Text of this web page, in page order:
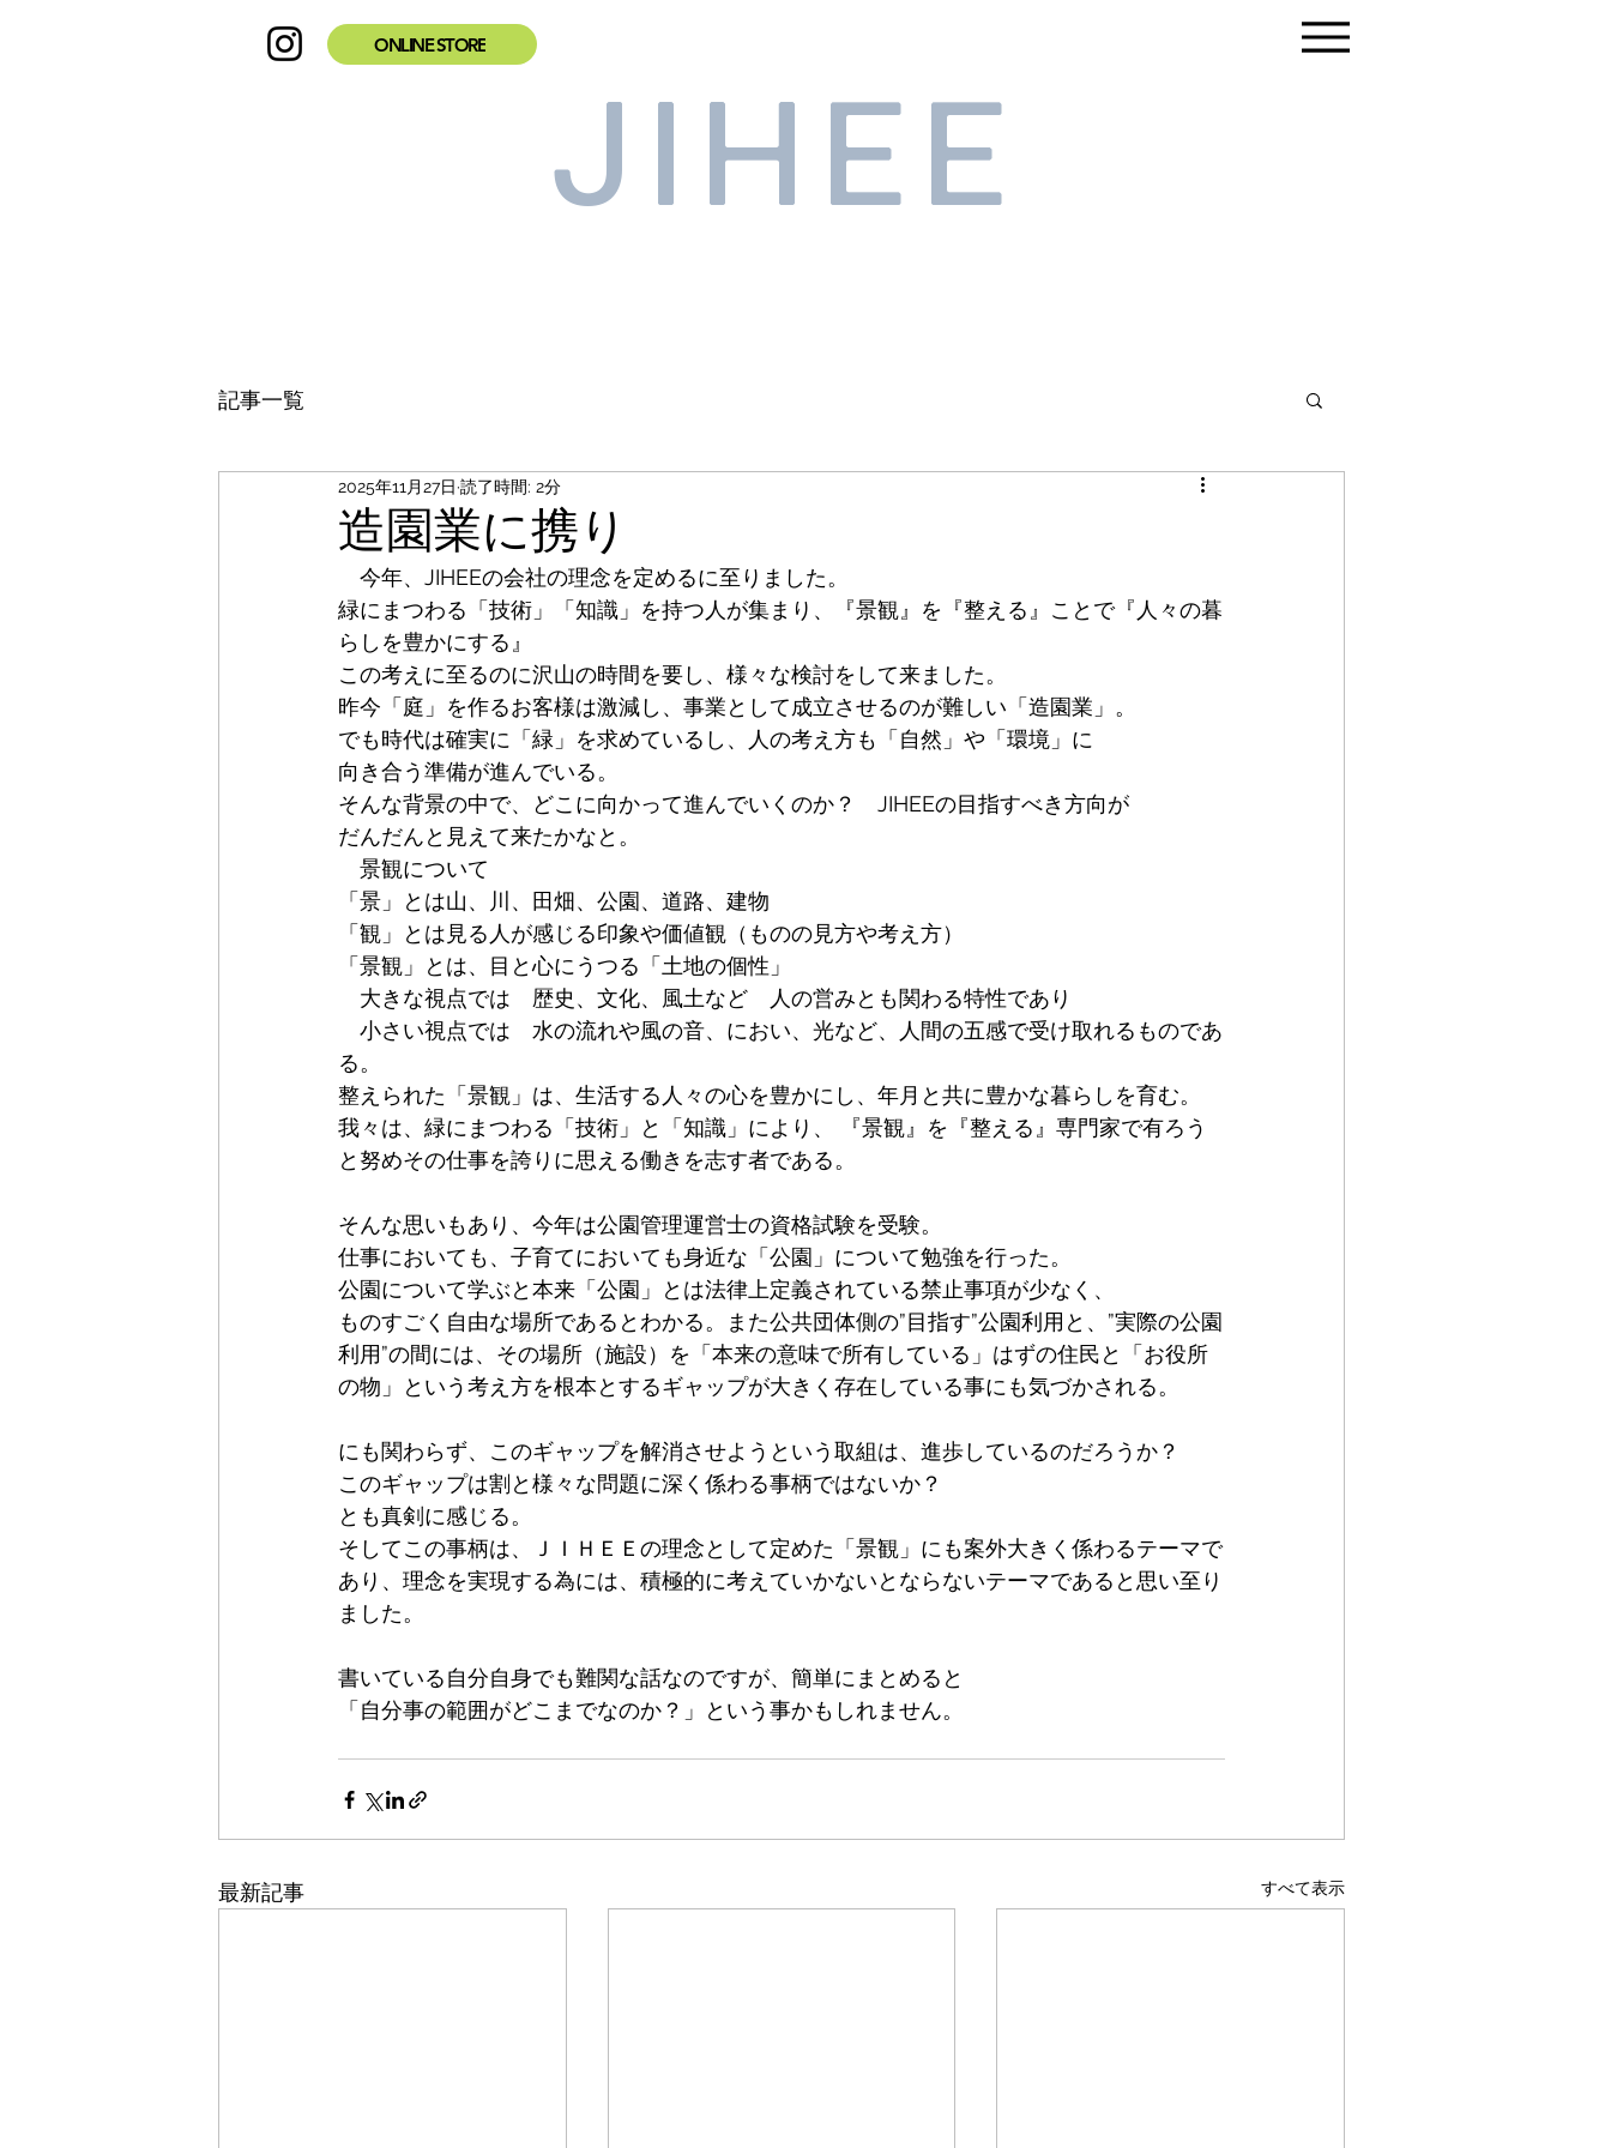
ONLINE STORE
JIHEE
記事一覧
造園業に携り
2025年11月27日 読了時間: 2分
今年、JIHEEの会社の理念を定めるに至りました。
緑にまつわる「技術」「知識」を持つ人が集まり、『景観』を『整える』ことで『人々の暮
らしを豊かにする』
この考えに至るのに沢山の時間を要し、様々な検討をして来ました。
昨今「庭」を作るお客様は激減し、事業として成立させるのが難しい「造園業」。
でも時代は確実に「緑」を求めているし、人の考え方も「自然」や「環境」に
向き合う準備が進んでいる。
そんな背景の中で、どこに向かって進んでいくのか？　JIHEEの目指すべき方向が
だんだんと見えて来たかなと。
景観について
「景」とは山、川、田畑、公園、道路、建物
「観」とは見る人が感じる印象や価値観（ものの見方や考え方）
「景観」とは、目と心にうつる「土地の個性」
大きな視点では　歴史、文化、風土など　人の営みとも関わる特性であり
小さい視点では　水の流れや風の音、におい、光など、人間の五感で受け取れるものであ
る。
整えられた「景観」は、生活する人々の心を豊かにし、年月と共に豊かな暮らしを育む。
我々は、緑にまつわる「技術」と「知識」により、 『景観』を『整える』専門家で有ろう
と努めその仕事を誇りに思える働きを志す者である。
そんな思いもあり、今年は公園管理運営士の資格試験を受験。
仕事においても、子育てにおいても身近な「公園」について勉強を行った。
公園について学ぶと本来「公園」とは法律上定義されている禁止事項が少なく、
ものすごく自由な場所であるとわかる。また公共団体側の”目指す”公園利用と、”実際の公園
利用”の間には、その場所（施設）を「本来の意味で所有している」はずの住民と「お役所
の物」という考え方を根本とするギャップが大きく存在している事にも気づかされる。
にも関わらず、このギャップを解消させようという取組は、進歩しているのだろうか？
このギャップは割と様々な問題に深く係わる事柄ではないか？
とも真剣に感じる。
そしてこの事柄は、ＪＩＨＥＥの理念として定めた「景観」にも案外大きく係わるテーマで
あり、理念を実現する為には、積極的に考えていかないとならないテーマであると思い至り
ました。
書いている自分自身でも難関な話なのですが、簡単にまとめると
「自分事の範囲がどこまでなのか？」という事かもしれません。
最新記事 すべて表示